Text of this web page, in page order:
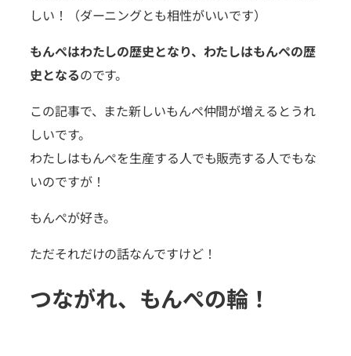
しい！（ダーニングとも相性がいいです）
もんぺはわたしの歴史となり、わたしはもんぺの歴
史となるのです。
この記事で、また新しいもんぺ仲間が増えるとうれ
しいです。
わたしはもんぺを生産する人でも販売する人でもな
いのですが！
もんぺが好き。
ただそれだけの話なんですけど！
つながれ、もんぺの輪！